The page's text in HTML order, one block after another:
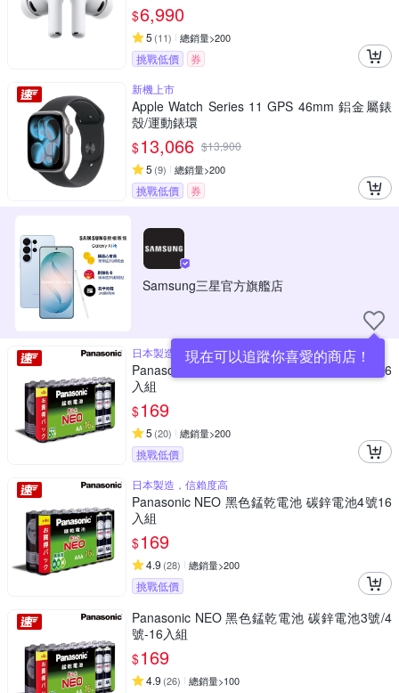
$6,990
5 (11) 總銷量>200
挑戰低價
券
新機上市
Apple Watch Series 11 GPS 46mm 鋁金屬錶
殼/運動錶環
$13,066 $13,900
5 (9) 總銷量>200
挑戰低價 券
Samsung三星官方旗艦店
現在可以追蹤你喜愛的商店！
日本製造，信賴度高
Panasonic NEO 黑色錳乾電池 碳鋅電池3號16
入組
$169
5 (20) 總銷量>200
挑戰低價
日本製造，信賴度高
Panasonic NEO 黑色錳乾電池 碳鋅電池4號16
入組
$169
4.9 (28) 總銷量>200
挑戰低價
Panasonic NEO 黑色錳乾電池 碳鋅電池3號/4
號-16入組
$169
4.9 (26) 總銷量>100